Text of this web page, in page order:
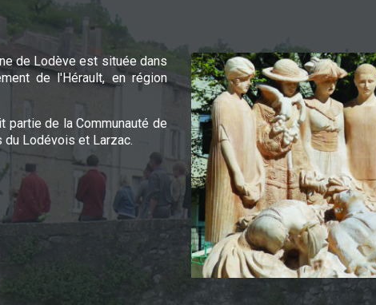
de Lodève est située dans
de l'Hérault, en région
partie de la Communauté de
du Lodévois et Larzac.